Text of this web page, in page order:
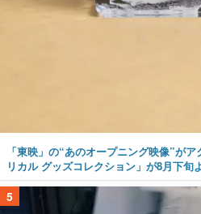
「東映」の“あのオープニング映像”が
リカル グッズコレクション」が8月下旬
5